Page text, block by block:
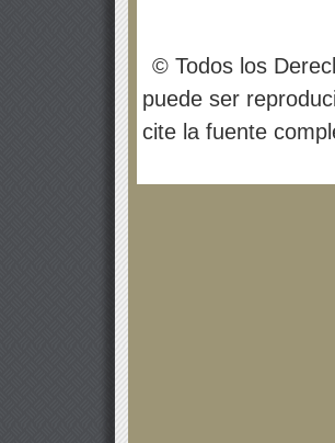
© Todos los
puede ser
cite la fuente